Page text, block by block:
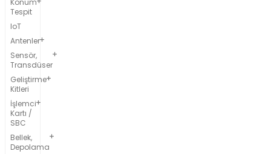
Konum
Tespit
IoT
Antenler
Sensör,
Transdüser
Geliştirme
Kitleri
İşlemci
Kartı /
SBC
Bellek,
Depolama